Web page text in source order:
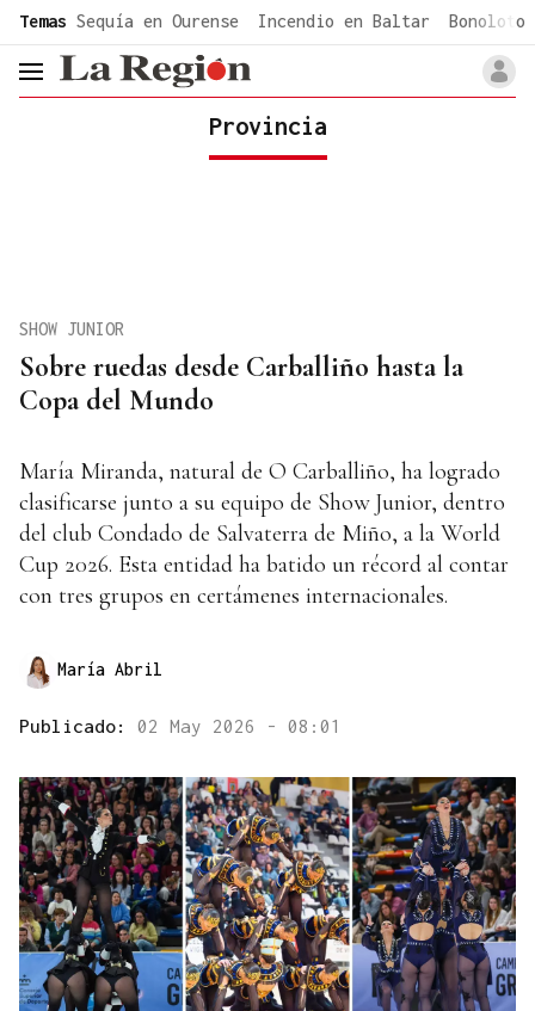
common.go-to-content
Temas Sequía en Ourense Incendio en Baltar Bonoloto
header.menu.open
Provincia
Sobre ruedas desde Carballiño hasta la
Copa del Mundo
SHOW JUNIOR
María Miranda, natural de O Carballiño, ha logrado
clasificarse junto a su equipo de Show Junior, dentro
del club Condado de Salvaterra de Miño, a la World
Cup 2026. Esta entidad ha batido un récord al contar
con tres grupos en certámenes internacionales.
María Abril
Publicado: 02 May 2026 - 08:01